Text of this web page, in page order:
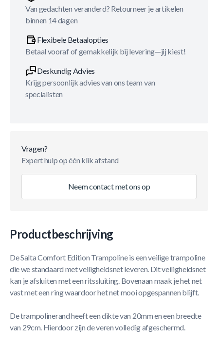
Van gedachten veranderd? Retourneer je artikelen
binnen 14 dagen
Flexibele Betaalopties
Betaal vooraf of gemakkelijk bij levering—jij kiest!
Deskundig Advies
Krijg persoonlijk advies van ons team van
specialisten
Vragen?
Expert hulp op één klik afstand
Neem contact met ons op
Productbeschrijving
De Salta Comfort Edition Trampoline is een veilige trampoline
die we standaard met veiligheidsnet leveren. Dit veiligheidsnet
kan je afsluiten met een ritssluiting. Bovenaan maak je het net
vast met een ring waardoor het net mooi opgespannen blijft.
De trampolinerand heeft een dikte van 20mm en een breedte
van 29cm. Hierdoor zijn de veren volledig afgeschermd.